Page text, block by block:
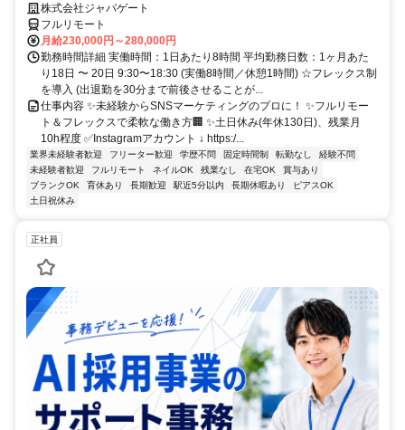
株式会社ジャパゲート
フルリモート
月給230,000円～280,000円
勤務時間詳細 実働時間：1日あたり8時間 平均勤務日数：1ヶ月あた
り18日 〜 20日 9:30〜18:30 (実働8時間／休憩1時間) ☆フレックス制
を導入 (出退勤を30分まで前後させることが...
仕事内容 ✨未経験からSNSマーケティングのプロに！ ✨フルリモー
ト＆フレックスで柔軟な働き方🏢 ✨土日休み(年休130日)、残業月
10h程度 ✅Instagramアカウント ↓ https:/...
業界未経験者歓迎 フリーター歓迎 学歴不問 固定時間制 転勤なし
経験不問
未経験者歓迎
フルリモート ネイルOK 残業なし 在宅OK
賞与あり
ブランクOK
育休あり 長期歓迎 駅近5分以内 長期休暇あり
ピアスOK
土日祝休み
正社員